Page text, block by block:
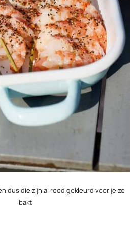
dus die zijn al rood gekleurd voor je ze
bakt